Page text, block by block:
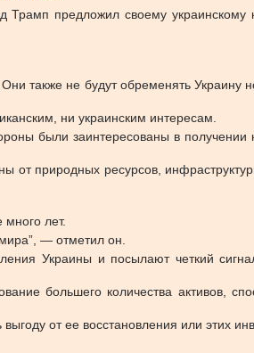
Трамп предложил своему украинскому
также не будут обременять
ни украинским интересам.
были заинтересованы в
природных ресурсов,
лет.
— отметил он.
Украины и посылают четкий
большего количества активов,
от ее восстановления или этих